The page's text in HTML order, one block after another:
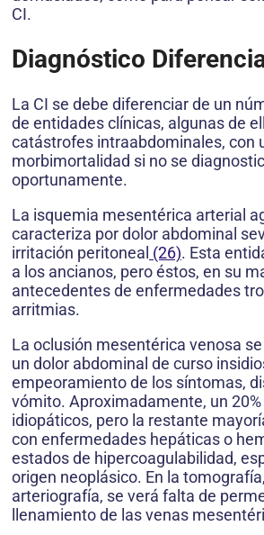
CI.
Diagnóstico
La CI se debe diferenciar de un
de entidades clínicas, algunas de
catástrofes intraabdominales, con
morbimortalidad si no se
oportunamente.
La isquemia mesentérica arterial
caracteriza por dolor abdominal
irritación peritoneal (26). Esta
a los ancianos, pero éstos, en su
antecedentes de enfermedades
arritmias.
La oclusión mesentérica venosa
un dolor abdominal de curso
empeoramiento de los síntomas,
vómito. Aproximadamente, un
idiopáticos, pero la restante
con enfermedades hepáticas o
estados de hipercoagulabilidad,
origen neoplásico. En la
arteriografía, se verá falta de
llenamiento de las venas